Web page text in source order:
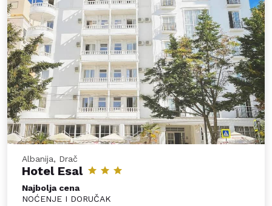
Albanija, Drač
Hotel Esal
Najbolja cena
NOĆENJE I DORUČAK